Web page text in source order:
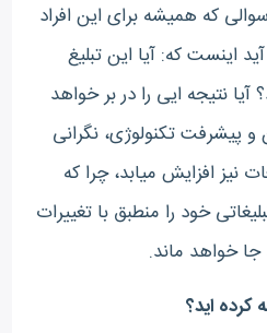
که همیشه برای این افراد
اینست که: آیا این تبلیغ
نتیجه ایی را در بر خواهد
پیشرفت تکنولوژی، نگرانی
نیز افزایش میابد، چرا که
خود را منطبق با تغییرات
جا خواهد ماند.
کرده اید؟